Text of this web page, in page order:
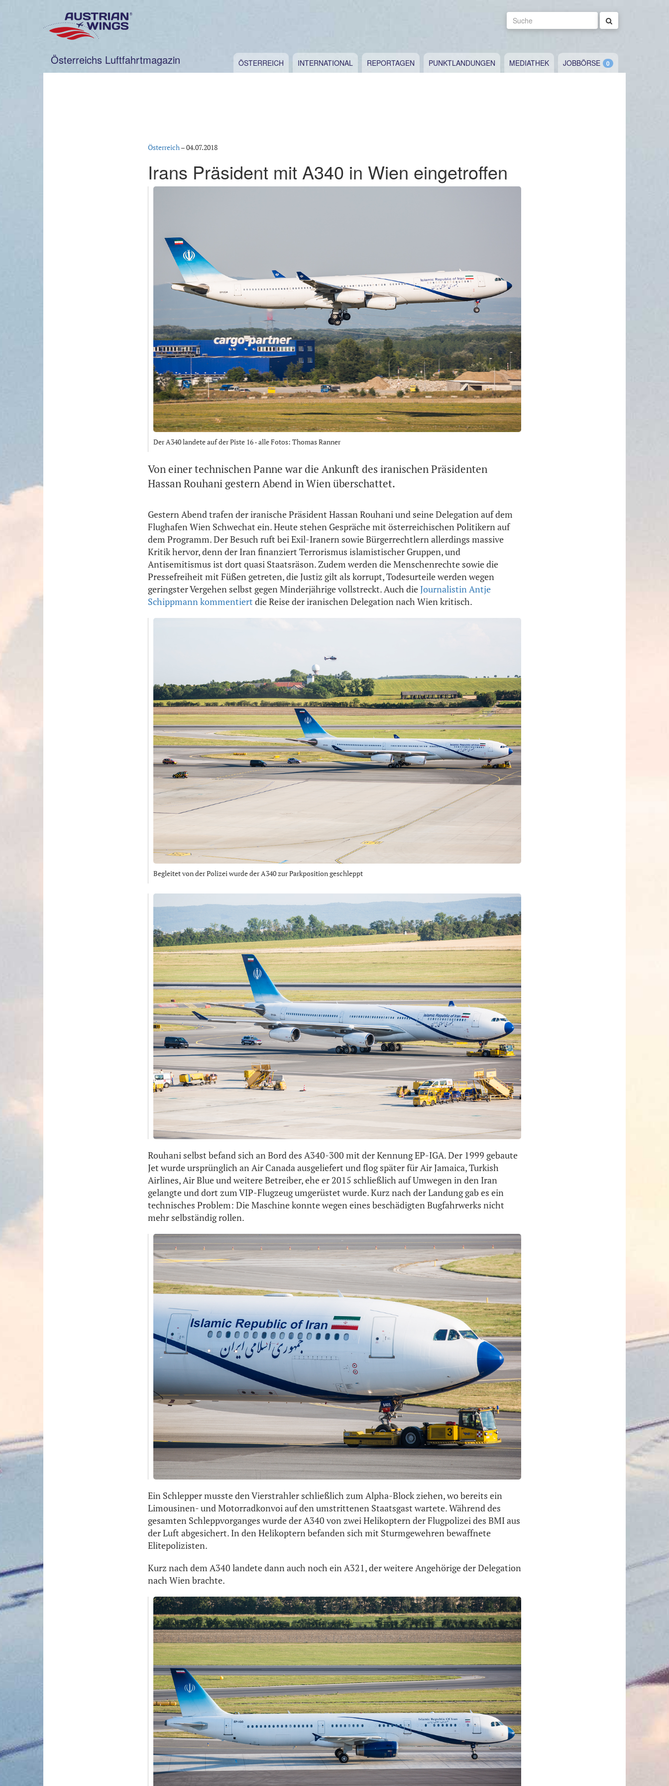
Suche
Österreichs Luftfahrtmagazin ÖSTERREICH INTERNATIONAL REPORTAGEN PUNKTLANDUNGEN MEDIATHEK JOBBÖRSE
Österreich–04.07.2018
Irans Präsident mit A340 in Wien eingetroffen
Der A340 landete auf der Piste 16 - alle Fotos: Thomas Ranner
Von einer technischen Panne war die Ankunft des iranischen Präsidenten
Hassan Rouhani gestern Abend in Wien überschattet.
Gestern Abend trafen der iranische Präsident Hassan Rouhani und seine Delegation auf dem
Flughafen Wien Schwechat ein. Heute stehen Gespräche mit österreichischen Politikern auf
dem Programm. Der Besuch ruft bei Exil-Iranern sowie Bürgerrechtlern allerdings massive
Kritik hervor, denn der Iran finanziert Terrorismus islamistischer Gruppen, und
Antisemitismus ist dort quasi Staatsräson. Zudem werden die Menschenrechte sowie die
Pressefreiheit mit Füßen getreten, die Justiz gilt als korrupt, Todesurteile werden wegen
geringster Vergehen selbst gegen Minderjährige vollstreckt. Auch dieJournalistin Antje
Schippmann kommentiert die Reise der iranischen Delegation nach Wien kritisch.
Begleitet von der Polizei wurde der A340 zur Parkposition geschleppt
Rouhani selbst befand sich an Bord des A340-300 mit der Kennung EP-IGA. Der 1999 gebaute
Jet wurde ursprünglich an Air Canada ausgeliefert und flog später für Air Jamaica, Turkish
Airlines, Air Blue und weitere Betreiber, ehe er 2015 schließlich auf Umwegen in den Iran
gelangte und dort zum VIP-Flugzeug umgerüstet wurde. Kurz nach der Landung gab es ein
technisches Problem: Die Maschine konnte wegen eines beschädigten Bugfahrwerks nicht
mehr selbständig rollen.
Ein Schlepper musste den Vierstrahler schließlich zum Alpha-Block ziehen, wo bereits ein
Limousinen- und Motorradkonvoi auf den umstrittenen Staatsgast wartete. Während des
gesamten Schleppvorganges wurde der A340 von zwei Helikoptern der Flugpolizei des BMI aus
der Luft abgesichert. In den Helikoptern befanden sich mit Sturmgewehren bewaffnete
Elitepolizisten.
Kurz nach dem A340 landete dann auch noch ein A321, der weitere Angehörige der Delegation
nach Wien brachte.